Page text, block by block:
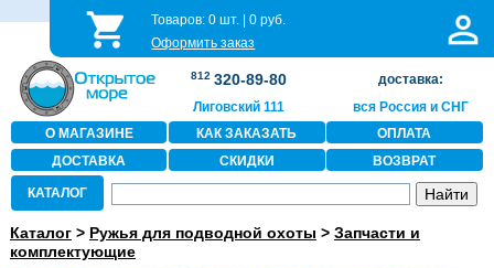
Товаров:0 шт. |0 руб.
Оформить заказ
812 320-89-80
Лиговский 111
доставка:
вся Россия и СНГ
О МАГАЗИНЕ
КАК ЗАКАЗАТЬ
ОПЛАТА
ДОСТАВКА
СКИДКИ ВОЗВРАТ
КАТАЛОГ
Каталог> Ружья для подводной охоты > Запчасти и
комплектующие